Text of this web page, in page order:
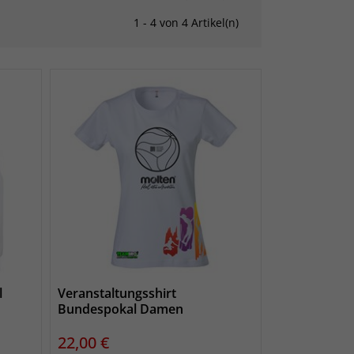
1 - 4 von 4 Artikel(n)
Veranstaltungsshirt
Bundespokal Damen
Preis
22,00 €